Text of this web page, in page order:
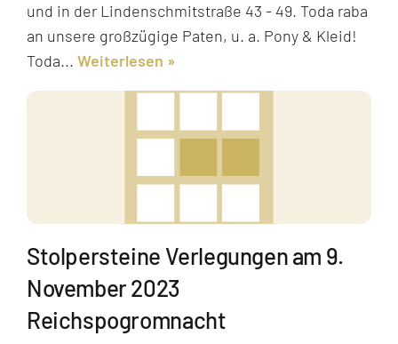
und in der Lindenschmitstraße 43 - 49. Toda raba
an unsere großzügige Paten, u. a. Pony & Kleid!
Toda... Weiterlesen
Stolpersteine Verlegungen am 9.
November 2023
Reichspogromnacht